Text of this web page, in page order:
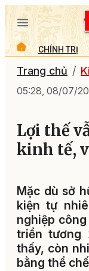
CHÍNH TRỊ
Trang chủ
05:28, 08/07/
Lợi thế
kinh tế,
Mặc dù sở
kiện tự
nghiệp
triển tương
thấy, còn
bằng thể